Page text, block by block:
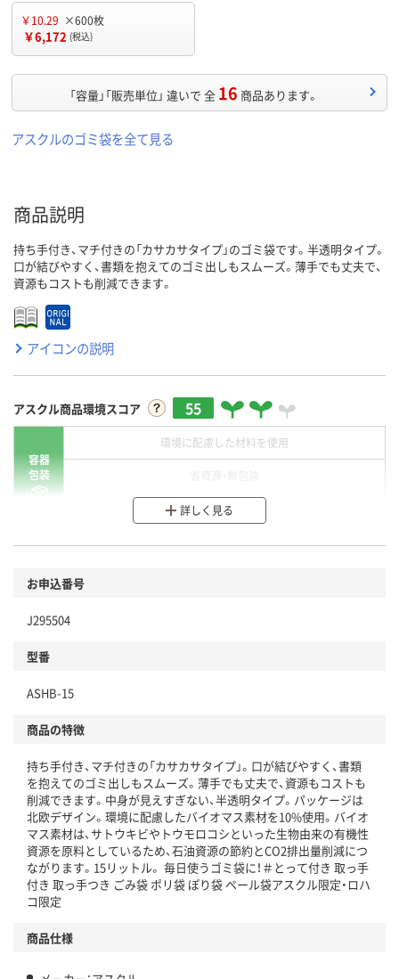
￥10.29 ×600枚
￥6,172 (税込)
「容量」「販売単位」 違いで 全 16 商品あります。
アスクルのゴミ袋を全て見る
商品説明
持ち手付き、マチ付きの「カサカサタイプ」のゴミ袋です。半透明タイプ。
口が結びやすく、書類を抱えてのゴミ出しもスムーズ。薄手でも丈夫で、
資源もコストも削減できます。
アイコンの説明
アスクル商品環境スコア 55
容器
包装
環境に配慮した材料を使用
分別・リサイクルしやすい設計
商品
本体
仕組
この商品の環境配慮ポイントです。下記商品詳細「
アスクル商品環境スコア詳細／加点項目
」で確認できます。
詳しく見る
お申込番号
J295504
型番
ASHB-15
商品の特徴
持ち手付き、マチ付きの「カサカサタイプ」。口が結びやすく、書類
を抱えてのゴミ出しもスムーズ。薄手でも丈夫で、資源もコストも
削減できます。中身が見えすぎない、半透明タイプ。パッケージは
北欧デザイン。環境に配慮したバイオマス素材を10%使用。バイオ
マス素材は、サトウキビやトウモロコシといった生物由来の有機性
資源を原料としているため、石油資源の節約とCO2排出量削減につ
ながります。15リットル。 毎日使うゴミ袋に！＃とって付き 取っ手
付き 取っ手つき ごみ袋 ポリ袋 ぽり袋 ペール袋アスクル限定・ロハ
コ限定
商品仕様